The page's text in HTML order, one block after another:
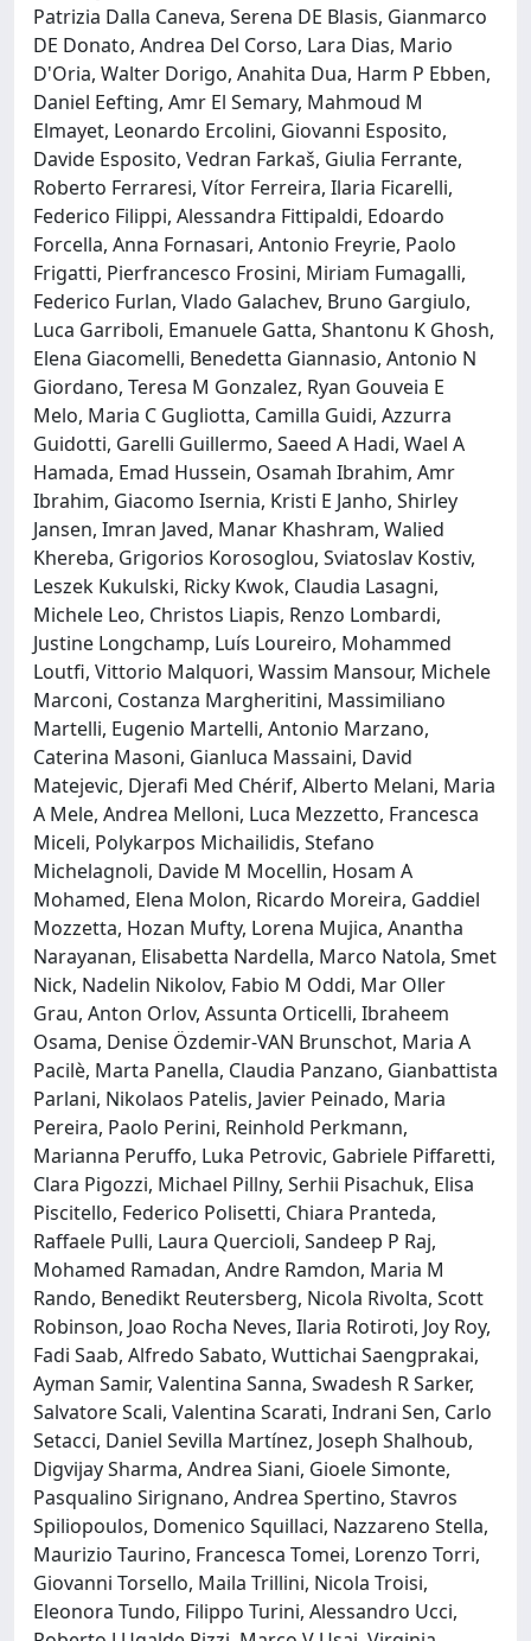
Patrizia Dalla Caneva, Serena DE Blasis, Gianmarco
DE Donato, Andrea Del Corso, Lara Dias, Mario
D'Oria, Walter Dorigo, Anahita Dua, Harm P Ebben,
Daniel Eefting, Amr El Semary, Mahmoud M
Elmayet, Leonardo Ercolini, Giovanni Esposito,
Davide Esposito, Vedran Farkaš, Giulia Ferrante,
Roberto Ferraresi, Vítor Ferreira, Ilaria Ficarelli,
Federico Filippi, Alessandra Fittipaldi, Edoardo
Forcella, Anna Fornasari, Antonio Freyrie, Paolo
Frigatti, Pierfrancesco Frosini, Miriam Fumagalli,
Federico Furlan, Vlado Galachev, Bruno Gargiulo,
Luca Garriboli, Emanuele Gatta, Shantonu K Ghosh,
Elena Giacomelli, Benedetta Giannasio, Antonio N
Giordano, Teresa M Gonzalez, Ryan Gouveia E
Melo, Maria C Gugliotta, Camilla Guidi, Azzurra
Guidotti, Garelli Guillermo, Saeed A Hadi, Wael A
Hamada, Emad Hussein, Osamah Ibrahim, Amr
Ibrahim, Giacomo Isernia, Kristi E Janho, Shirley
Jansen, Imran Javed, Manar Khashram, Walied
Khereba, Grigorios Korosoglou, Sviatoslav Kostiv,
Leszek Kukulski, Ricky Kwok, Claudia Lasagni,
Michele Leo, Christos Liapis, Renzo Lombardi,
Justine Longchamp, Luís Loureiro, Mohammed
Loutfi, Vittorio Malquori, Wassim Mansour, Michele
Marconi, Costanza Margheritini, Massimiliano
Martelli, Eugenio Martelli, Antonio Marzano,
Caterina Masoni, Gianluca Massaini, David
Matejevic, Djerafi Med Chérif, Alberto Melani, Maria
A Mele, Andrea Melloni, Luca Mezzetto, Francesca
Miceli, Polykarpos Michailidis, Stefano
Michelagnoli, Davide M Mocellin, Hosam A
Mohamed, Elena Molon, Ricardo Moreira, Gaddiel
Mozzetta, Hozan Mufty, Lorena Mujica, Anantha
Narayanan, Elisabetta Nardella, Marco Natola, Smet
Nick, Nadelin Nikolov, Fabio M Oddi, Mar Oller
Grau, Anton Orlov, Assunta Orticelli, Ibraheem
Osama, Denise Özdemir-VAN Brunschot, Maria A
Pacilè, Marta Panella, Claudia Panzano, Gianbattista
Parlani, Nikolaos Patelis, Javier Peinado, Maria
Pereira, Paolo Perini, Reinhold Perkmann,
Marianna Peruffo, Luka Petrovic, Gabriele Piffaretti,
Clara Pigozzi, Michael Pillny, Serhii Pisachuk, Elisa
Piscitello, Federico Polisetti, Chiara Pranteda,
Raffaele Pulli, Laura Quercioli, Sandeep P Raj,
Mohamed Ramadan, Andre Ramdon, Maria M
Rando, Benedikt Reutersberg, Nicola Rivolta, Scott
Robinson, Joao Rocha Neves, Ilaria Rotiroti, Joy Roy,
Fadi Saab, Alfredo Sabato, Wuttichai Saengprakai,
Ayman Samir, Valentina Sanna, Swadesh R Sarker,
Salvatore Scali, Valentina Scarati, Indrani Sen, Carlo
Setacci, Daniel Sevilla Martínez, Joseph Shalhoub,
Digvijay Sharma, Andrea Siani, Gioele Simonte,
Pasqualino Sirignano, Andrea Spertino, Stavros
Spiliopoulos, Domenico Squillaci, Nazzareno Stella,
Maurizio Taurino, Francesca Tomei, Lorenzo Torri,
Giovanni Torsello, Maila Trillini, Nicola Troisi,
Eleonora Tundo, Filippo Turini, Alessandro Ucci,